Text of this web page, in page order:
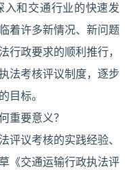
入和交通行业的快速发
着许多新情况、新问题
行政要求的顺利推行，
法考核评议制度，逐步
目标。
重要意义？
评议考核的实践经验、
《交通运输行政执法评